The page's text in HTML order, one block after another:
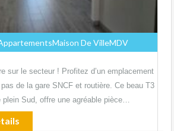
De VilleMDV
sur le secteur ! Profitez d’un emplacement
de la gare SNCF et routière. Ce beau T3
plein Sud, offre une agréable pièce…